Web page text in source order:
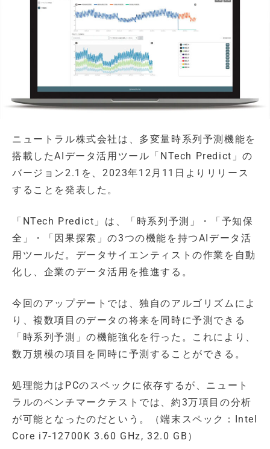
ニュートラル株式会社は、多変量時系列予測機能を
搭載したAIデータ活用ツール「NTech Predict」の
バージョン2.1を、2023年12月11日よりリリース
することを発表した。
「NTech Predict」は、「時系列予測」・「予知保
全」・「因果探索」の3つの機能を持つAIデータ活
用ツールだ。データサイエンティストの作業を自動
化し、企業のデータ活用を推進する。
今回のアップデートでは、独自のアルゴリズムによ
り、複数項目のデータの将来を同時に予測できる
「時系列予測」の機能強化を行った。これにより、
数万規模の項目を同時に予測することができる。
処理能力はPCのスペックに依存するが、ニュート
ラルのベンチマークテストでは、約3万項目の分析
が可能となったのだという。（端末スペック：Intel
Core i7-12700K 3.60 GHz, 32.0 GB）